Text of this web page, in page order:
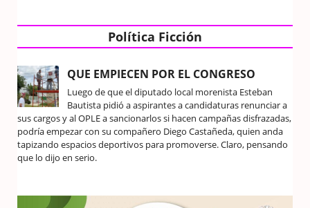
Política Ficción
QUE EMPIECEN POR EL CONGRESO
Luego de que el diputado local morenista Esteban
Bautista pidió a aspirantes a candidaturas renunciar a
sus cargos y al OPLE a sancionarlos si hacen campañas disfrazadas,
podría empezar con su compañero Diego Castañeda, quien anda
tapizando espacios deportivos para promoverse. Claro, pensando
que lo dijo en serio.